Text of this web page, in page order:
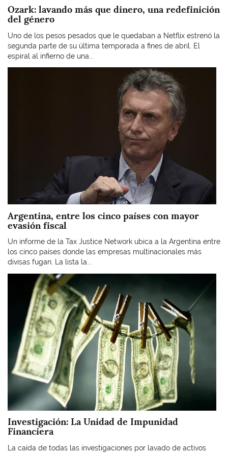
Ozark: lavando más que dinero, una redefinición
del género
Uno de los pesos pesados que le quedaban a Netflix estrenó la
segunda parte de su última temporada a fines de abril. El
espiral al infierno de una...
Argentina, entre los cinco países con mayor
evasión fiscal
Un informe de la Tax Justice Network ubica a la Argentina entre
los cinco países donde las empresas multinacionales más
divisas fugan. La lista la...
Investigación: La Unidad de Impunidad
Financiera
La caída de todas las investigaciones por lavado de activos